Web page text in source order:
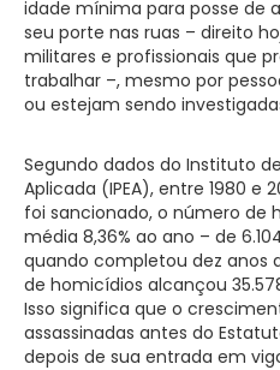
idade mínima para posse de
seu porte nas ruas – direito
militares e profissionais que
trabalhar –, mesmo por
ou estejam sendo
Segundo dados do Instituto
Aplicada (IPEA), entre 1980 e
foi sancionado, o número de
média 8,36% ao ano – de
quando completou dez anos
de homicídios alcançou
Isso significa que o
assassinadas antes do
depois de sua entrada em